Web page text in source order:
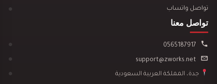
تصميم ديكور سينما منزلية
تواصل واتساب
تواصل معنا
جدة، المملكة العربية السعودية